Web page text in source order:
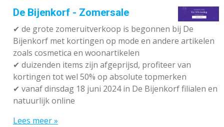
De Bijenkorf - Zomersale
✔ de grote zomeruitverkoop is begonnen bij De
Bijenkorf met kortingen op mode en andere artikelen
zoals cosmetica en woonartikelen
✔ duizenden items zijn afgeprijsd, profiteer van
kortingen tot wel 50% op absolute topmerken
✔ vanaf dinsdag 18 juni 2024 in De Bijenkorf filialen en
natuurlijk online
Lees meer »